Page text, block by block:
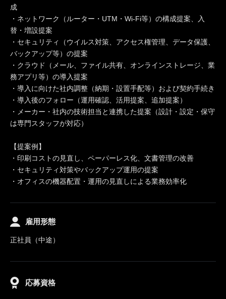
成
・ネットワーク（ルーター・UTM・Wi-Fi等）の構成提案、入
替・増設提案
・セキュリティ（ウイルス対策、アクセス権管理、データ保護、
バックアップ等）の提案
・クラウド（メール、ファイル共有、オンラインストレージ、業
務アプリ等）の導入提案
・導入に向けた社内調整（納期・設置手配等）および契約手続き
・導入後のフォロー（運用確認、活用提案、追加提案）
・メーカー・社内の技術担当と連携した提案（設計・設定・保守
は専門スタッフが対応）
【提案例】
・印刷コストの見直し、ペーパーレス化、文書管理の改善
・セキュリティ対策やバックアップ運用の提案
・オフィスの機器配置・運用の見直しによる業務効率化
雇用形態
正社員（中途）
応募資格